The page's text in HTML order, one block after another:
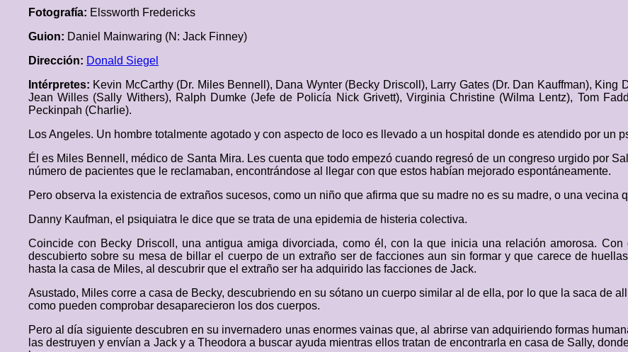
Fotografía: Elssworth Fredericks
Guion: Daniel Mainwaring (N: Jack Finney)
Dirección: Donald Siegel
Intérpretes: Kevin McCarthy (Dr. Miles Bennell), Dana Wynter (Becky Driscoll), Larry Gates (Dr. Dan Kauffman),
Jean Willes (Sally Withers), Ralph Dumke (Jefe de Policía Nick Grivett), Virginia Christine (Wilma Lentz), Tom
Peckinpah (Charlie).
Los Angeles. Un hombre totalmente agotado y con aspecto de loco es llevado a un hospital donde es atendido por un
Él es Miles Bennell, médico de Santa Mira. Les cuenta que todo empezó cuando regresó de un congreso urgido por
número de pacientes que le reclamaban, encontrándose al llegar con que estos habían mejorado espontáneamente.
Pero observa la existencia de extraños sucesos, como un niño que afirma que su madre no es su madre, o una vecina
Danny Kaufman, el psiquiatra le dice que se trata de una epidemia de histeria colectiva.
Coincide con Becky Driscoll, una antigua amiga divorciada, como él, con la que inicia una relación amorosa.
descubierto sobre su mesa de billar el cuerpo de un extraño ser de facciones aun sin formar y que carece de
hasta la casa de Miles, al descubrir que el extraño ser ha adquirido las facciones de Jack.
Asustado, Miles corre a casa de Becky, descubriendo en su sótano un cuerpo similar al de ella, por lo que la saca de
como pueden comprobar desaparecieron los dos cuerpos.
Pero al día siguiente descubren en su invernadero unas enormes vainas que, al abrirse van adquiriendo formas
las destruyen y envían a Jack y a Theodora a buscar ayuda mientras ellos tratan de encontrarla en casa de Sally,